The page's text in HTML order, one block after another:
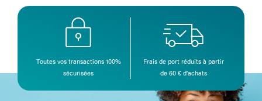
Toutes vos transactions 100%
sécurisées
Frais de port réduits à partir
de 60 € d’achats